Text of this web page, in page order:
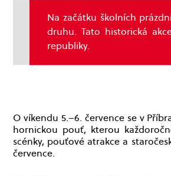
Na začátku školních
druhu. Tato historická
republiky.
O víkendu 5.–6. července se v
hornickou pouť, kterou
scénky, pouťové atrakce a
července.